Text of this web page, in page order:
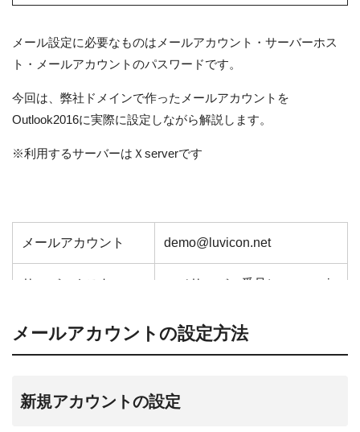
メール設定に必要なものはメールアカウント・サーバーホス
ト・メールアカウントのパスワードです。
今回は、弊社ドメインで作ったメールアカウントを
Outlook2016に実際に設定しながら解説します。
※利用するサーバーはＸserverです
メールアカウント demo@luvicon.net
サーバーホスト sv（サーバー番号）.xserver.jp
パスワード *********
メールアカウントの設定方法
新規アカウントの設定